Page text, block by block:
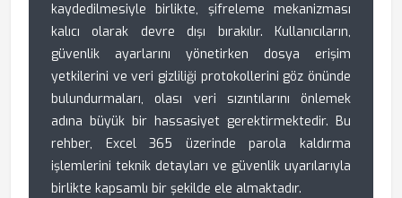
kaydedilmesiyle birlikte, şifreleme mekanizması
kalıcı olarak devre dışı bırakılır. Kullanıcıların,
güvenlik ayarlarını yönetirken dosya erişim
yetkilerini ve veri gizliliği protokollerini göz önünde
bulundurmaları, olası veri sızıntılarını önlemek
adına büyük bir hassasiyet gerektirmektedir. Bu
rehber, Excel 365 üzerinde parola kaldırma
işlemlerini teknik detayları ve güvenlik uyarılarıyla
birlikte kapsamlı bir şekilde ele almaktadır.